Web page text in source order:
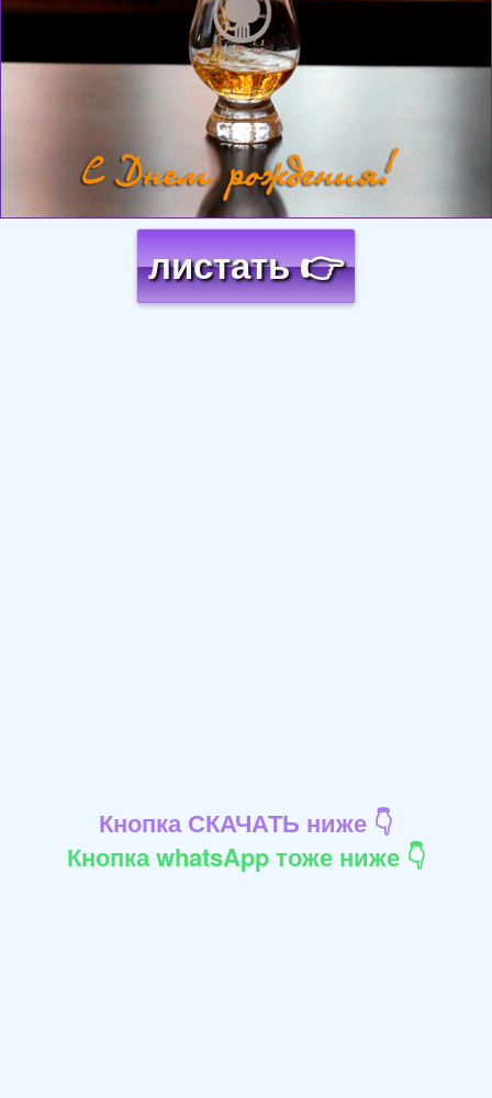
листать 👉
Кнопка СКАЧАТЬ ниже 👇
Кнопка whatsApp тоже ниже 👇